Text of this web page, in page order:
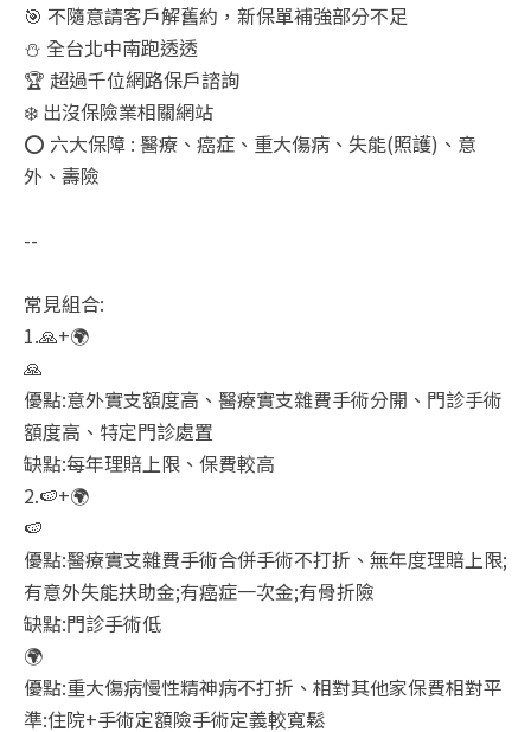
🎯 不隨意請客戶解舊約，新保單補強部分不足
⛄ 全台北中南跑透透
🏆 超過千位網路保戶諮詢
❄️ 出沒保險業相關網站
⭕ 六大保障 : 醫療、癌症、重大傷病、失能(照護)、意
外、壽險
--
常見組合:
1.🙏+🌍
🙏
優點:意外實支額度高、醫療實支雜費手術分開、門診手術
額度高、特定門診處置
缺點:每年理賠上限、保費較高
2.🍉+🌍
🍉
優點:醫療實支雜費手術合併手術不打折、無年度理賠上限;
有意外失能扶助金;有癌症一次金;有骨折險
缺點:門診手術低
🌍
優點:重大傷病慢性精神病不打折、相對其他家保費相對平
準:住院+手術定額險手術定義較寬鬆